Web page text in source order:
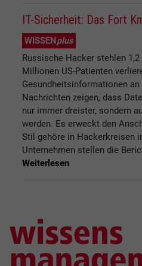
IT-Sicherheit: Das Fort
WISSENplus
Russische Hacker stehlen
Millionen US-Patienten
Gesundheitsinformationen
Nachrichten zeigen, dass
nur immer dreister, sondern
werden. Es erweckt den
Stil gehöre in Hackerkreisen
Unternehmen stellen die
Weiterlesen